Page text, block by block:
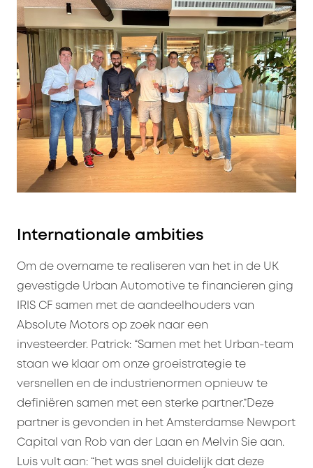
Internationale ambities
Om de overname te realiseren van het in de UK
gevestigde Urban Automotive te financieren ging
IRIS CF samen met de aandeelhouders van
Absolute Motors op zoek naar een
investeerder. Patrick: “Samen met het Urban-team
staan we klaar om onze groeistrategie te
versnellen en de industrienormen opnieuw te
definiëren samen met een sterke partner.”Deze
partner is gevonden in het Amsterdamse Newport
Capital van Rob van der Laan en Melvin Sie aan.
Luis vult aan: “het was snel duidelijk dat deze